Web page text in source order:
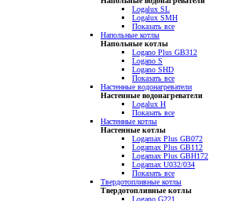
Logalux SL
Logalux SMH
Показать все
Напольные котлы
Напольные котлы
Logano Plus GB312
Logano S
Logano SHD
Показать все
Настенные водонагреватели
Настенные водонагреватели
Logalux H
Показать все
Настенные котлы
Настенные котлы
Logamax Plus GB072
Logamax Plus GB112
Logamax Plus GBH172
Logamax U032/034
Показать все
Твердотопливные котлы
Твердотопливные котлы
Logano G221